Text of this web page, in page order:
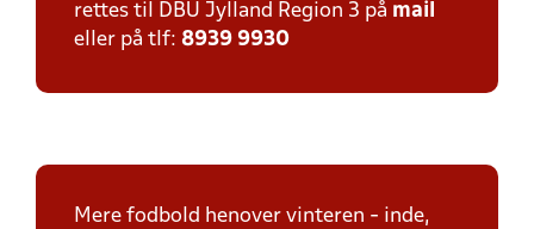
rettes til DBU Jylland Region 3 på mail
eller på tlf: 8939 9930
Mere fodbold henover vinteren - inde,